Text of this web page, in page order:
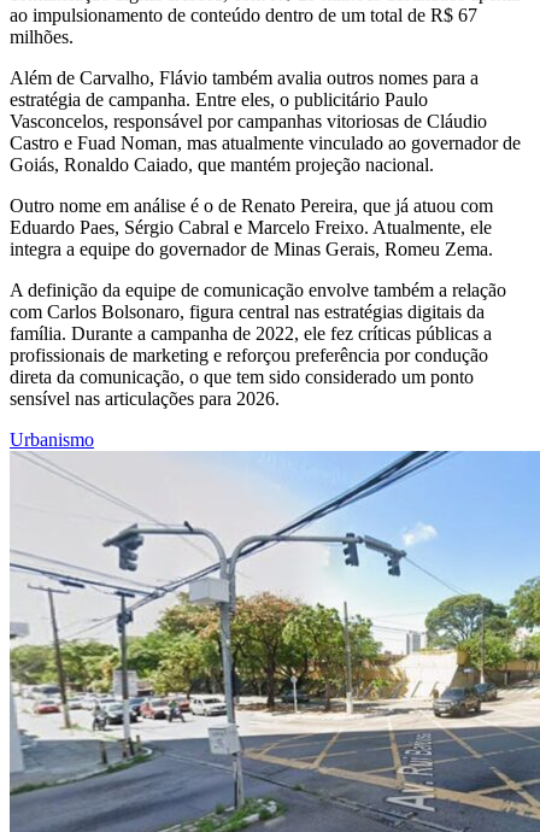
ao impulsionamento de conteúdo dentro de um total de R$ 67
milhões.
Além de Carvalho, Flávio também avalia outros nomes para a
estratégia de campanha. Entre eles, o publicitário Paulo
Vasconcelos, responsável por campanhas vitoriosas de Cláudio
Castro e Fuad Noman, mas atualmente vinculado ao governador de
Goiás, Ronaldo Caiado, que mantém projeção nacional.
Outro nome em análise é o de Renato Pereira, que já atuou com
Eduardo Paes, Sérgio Cabral e Marcelo Freixo. Atualmente, ele
integra a equipe do governador de Minas Gerais, Romeu Zema.
A definição da equipe de comunicação envolve também a relação
com Carlos Bolsonaro, figura central nas estratégias digitais da
família. Durante a campanha de 2022, ele fez críticas públicas a
profissionais de marketing e reforçou preferência por condução
direta da comunicação, o que tem sido considerado um ponto
sensível nas articulações para 2026.
Urbanismo